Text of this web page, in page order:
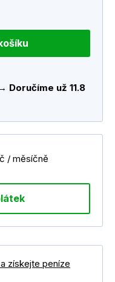
Doručíme už 11.8
/ měsíčně
získejte peníze